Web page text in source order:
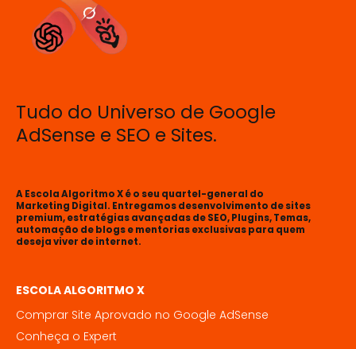
Tudo do Universo de Google
AdSense e SEO e Sites.
A Escola Algoritmo X é o seu quartel-general do
Marketing Digital. Entregamos desenvolvimento de sites
premium, estratégias avançadas de SEO, Plugins, Temas,
automação de blogs e mentorias exclusivas para quem
deseja viver de internet.
ESCOLA ALGORITMO X
Comprar Site Aprovado no Google AdSense
Conheça o Expert